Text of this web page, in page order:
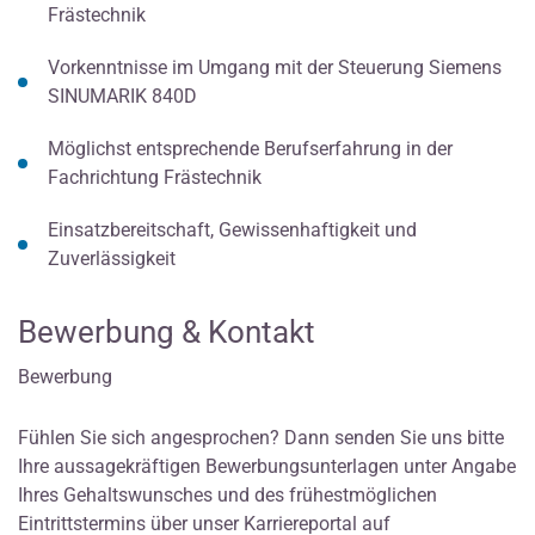
Frästechnik
Vorkenntnisse im Umgang mit der Steuerung Siemens
SINUMARIK 840D
Möglichst entsprechende Berufserfahrung in der
Fachrichtung Frästechnik
Einsatzbereitschaft, Gewissenhaftigkeit und
Zuverlässigkeit
Bewerbung & Kontakt
Bewerbung
Fühlen Sie sich angesprochen? Dann senden Sie uns bitte
Ihre aussagekräftigen Bewerbungsunterlagen unter Angabe
Ihres Gehaltswunsches und des frühestmöglichen
Eintrittstermins über unser Karriereportal auf